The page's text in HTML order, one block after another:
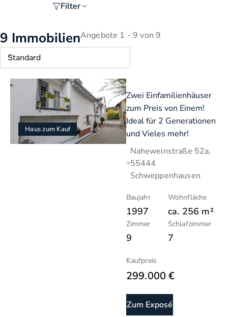
Filter
9 ImmobilienAngebote 1 - 9 von 9
Haus zum Kauf
Zwei Einfamilienhäuser
zum Preis von Einem!
Ideal für 2 Generationen
und Vieles mehr!
Naheweinstraße 52a,
55444
Schweppenhausen
Baujahr
1997
Wohnfläche
ca. 256 m²
Zimmer
9
Schlafzimmer
7
Kaufpreis
299.000 €
Zum Exposé